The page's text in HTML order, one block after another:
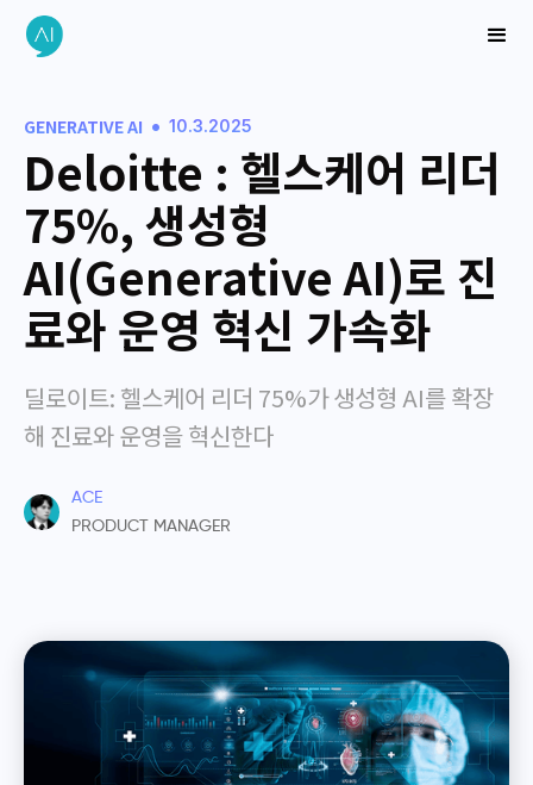
GENERATIVE AI • 10.3.2025
Deloitte : 헬스케어 리더
75%, 생성형
AI(Generative AI)로 진
료와 운영 혁신 가속화
딜로이트: 헬스케어 리더 75%가 생성형 AI를 확장
해 진료와 운영을 혁신한다
ACE
PRODUCT MANAGER